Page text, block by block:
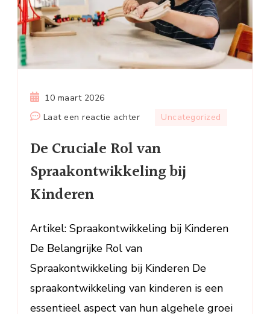
10 maart 2026
Laat een reactie achterop
Cruciale
Rol
van
Kinderen
Uncategorized
De Cruciale Rol van
Spraakontwikkeling bij
Kinderen
Artikel: Spraakontwikkeling bij Kinderen
De Belangrijke Rol van
Spraakontwikkeling bij Kinderen De
spraakontwikkeling van kinderen is een
essentieel aspect van hun algehele groei